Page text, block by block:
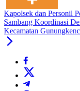
Kapolsek dan Personil
Sambang Koordinasi
Kecamatan